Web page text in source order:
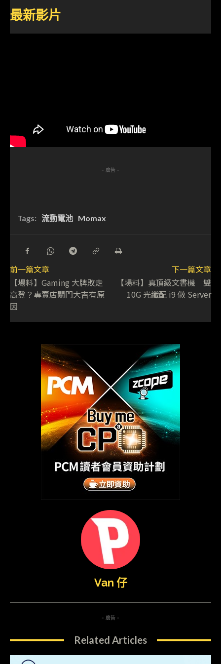
最新影片
- 廣告 -
Tags: 流動電池 Momax
前一篇文章
【場料】Gaming 大牌敗走
高登？專賣店關門大吉有原
因
下一篇文章
【場料】真頂級文書機 雙
10G 光纖配 i9 做 Server
Van 仔
- 廣告 -
Related Articles